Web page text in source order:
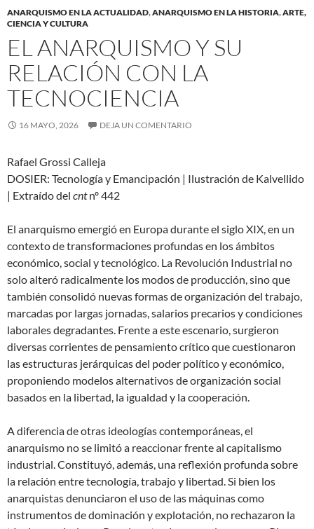
ANARQUISMO EN LA ACTUALIDAD,ANARQUISMO EN LA HISTORIA,ARTE,
CIENCIA Y CULTURA
EL ANARQUISMO Y SU
RELACIÓN CON LA
TECNOCIENCIA
16 MAYO, 2026 DEJA UN COMENTARIO
Rafael Grossi Calleja
DOSIER: Tecnología y Emancipación | Ilustración de Kalvellido
| Extraído del cntnº 442
El anarquismo emergió en Europa durante el siglo XIX, en un
contexto de transformaciones profundas en los ámbitos
económico, social y tecnológico. La Revolución Industrial no
solo alteró radicalmente los modos de producción, sino que
también consolidó nuevas formas de organización del trabajo,
marcadas por largas jornadas, salarios precarios y condiciones
laborales degradantes. Frente a este escenario, surgieron
diversas corrientes de pensamiento crítico que cuestionaron
las estructuras jerárquicas del poder político y económico,
proponiendo modelos alternativos de organización social
basados en la libertad, la igualdad y la cooperación.
A diferencia de otras ideologías contemporáneas, el
anarquismo no se limitó a reaccionar frente al capitalismo
industrial. Constituyó, además, una reflexión profunda sobre
la relación entre tecnología, trabajo y libertad. Si bien los
anarquistas denunciaron el uso de las máquinas como
instrumentos de dominación y explotación, no rechazaron la